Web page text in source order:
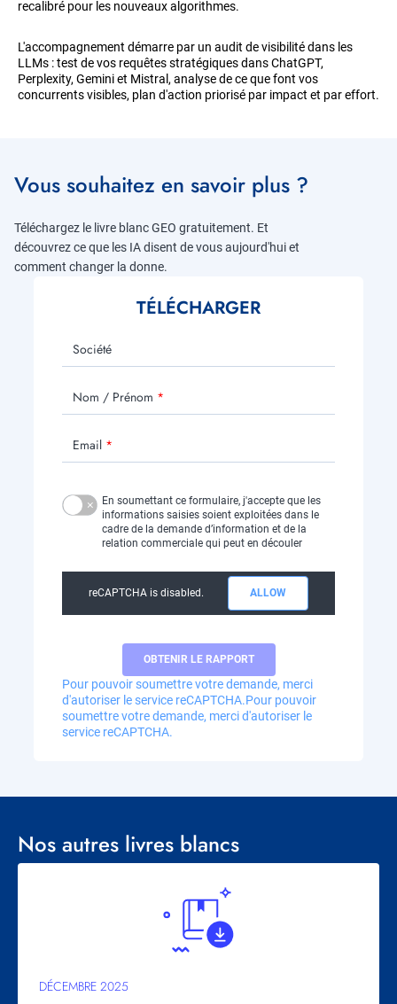
recalibré pour les nouveaux algorithmes.
L'accompagnement démarre par un audit de visibilité dans les
LLMs : test de vos requêtes stratégiques dans ChatGPT,
Perplexity, Gemini et Mistral, analyse de ce que font vos
concurrents visibles, plan d'action priorisé par impact et par effort.
Vous souhaitez en savoir plus ?
Téléchargez le livre blanc GEO gratuitement. Et
découvrez ce que les IA disent de vous aujourd'hui et
comment changer la donne.
TÉLÉCHARGER
Société
Nom / Prénom
Email
En soumettant ce formulaire, j'accepte que les
informations saisies soient exploitées dans le
cadre de la demande d’information et de la
relation commerciale qui peut en découler
reCAPTCHA is disabled. ALLOW
Pour pouvoir soumettre votre demande, merci
d'autoriser le service reCAPTCHA.Pour pouvoir
soumettre votre demande, merci d'autoriser le
service reCAPTCHA.
Nos autres livres blancs
DÉCEMBRE 2025